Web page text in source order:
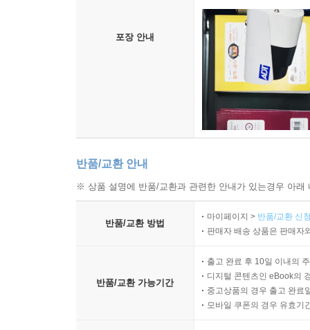
포장 안내
반품/교환 안내
※ 상품 설명에 반품/교환과 관련한 안내가 있는경우 아
반품/교환 방법
마이페이지 > 반품/교환 신
판매자 배송 상품은 판매자
반품/교환 가능기간
출고 완료 후 10일 이내의
디지털 콘텐츠인 eBook의
중고상품의 경우 출고 완료
모바일 쿠폰의 경우 유효기